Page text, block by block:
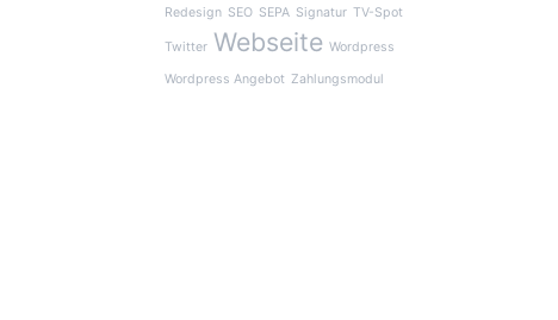
Redesign SEO SEPA Signatur TV-Spot
Twitter Webseite Wordpress
Wordpress Angebot Zahlungsmodul